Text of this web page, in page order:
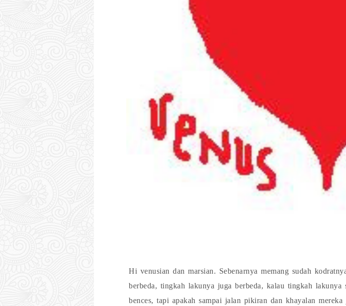
Hi venusian dan marsian. Sebenarnya memang sudah
berbeda, tingkah lakunya juga berbeda, kalau tingkah lakunya
bences, tapi apakah sampai jalan pikiran dan khayalan